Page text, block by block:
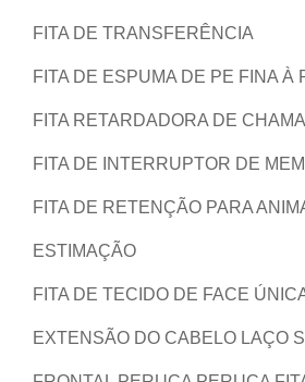
FITA DE TRANSFERÊNCIA
FITA DE ESPUMA DE PE FINA À
FITA RETARDADORA DE
FITA DE INTERRUPTOR DE
FITA DE RETENÇÃO PARA
ESTIMAÇÃO
FITA DE TECIDO DE FACE
EXTENSÃO DO CABELO LAÇO